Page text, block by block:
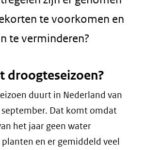
te voorkomen en
te verminderen?
droogteseizoen?
duurt in Nederland van
Dat komt omdat
het jaar geen water
en er gemiddeld veel